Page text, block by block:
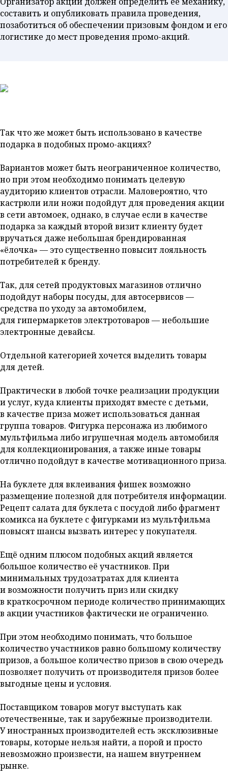
составить и опубликовать правила проведения,
позаботиться об обеспечении призовым фондом и его
логистике до мест проведения промо-акций.
Так что же может быть использовано в качестве
подарка в подобных промо-акциях?
Вариантов может быть неограниченное количество,
но при этом необходимо понимать целевую
аудиторию клиентов отрасли. Маловероятно, что
кастрюли или ножи подойдут для проведения акции
в сети автомоек, однако, в случае если в качестве
подарка за каждый второй визит клиенту будет
вручаться даже небольшая брендированная
«ёлочка» — это существенно повысит лояльность
потребителей к бренду.
Так, для сетей продуктовых магазинов отлично
подойдут наборы посуды, для автосервисов —
средства по уходу за автомобилем,
для гипермаркетов электротоваров — небольшие
электронные девайсы.
Отдельной категорией хочется выделить товары
для детей.
Практически в любой точке реализации продукции
и услуг, куда клиенты приходят вместе с детьми,
в качестве приза может использоваться данная
группа товаров. Фигурка персонажа из любимого
мультфильма либо игрушечная модель автомобиля
для коллекционирования, а также иные товары
отлично подойдут в качестве мотивационного приза.
На буклете для вклеивания фишек возможно
размещение полезной для потребителя информации.
Рецепт салата для буклета с посудой либо фрагмент
комикса на буклете с фигурками из мультфильма
повысят шансы вызвать интерес у покупателя.
Ещё одним плюсом подобных акций является
большое количество её участников. При
минимальных трудозатратах для клиента
и возможности получить приз или скидку
в краткосрочном периоде количество принимающих
в акции участников фактически не ограниченно.
При этом необходимо понимать, что большое
количество участников равно большому количеству
призов, а большое количество призов в свою очередь
позволяет получить от производителя призов более
выгодные цены и условия.
Поставщиком товаров могут выступать как
отечественные, так и зарубежные производители.
У иностранных производителей есть эксклюзивные
товары, которые нельзя найти, а порой и просто
невозможно произвести, на нашем внутреннем
рынке.